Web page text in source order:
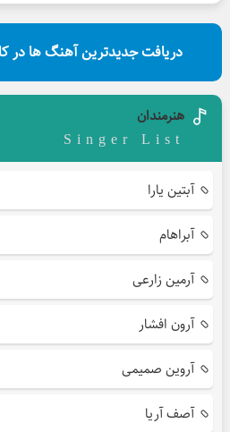
دریافت جدیدترین آهنگ ها در
هنرمندان
Singer List
آبتین یارا
آبراهام
آرمین زارعی
آرون افشار
آروین صمیمی
آصف آریا